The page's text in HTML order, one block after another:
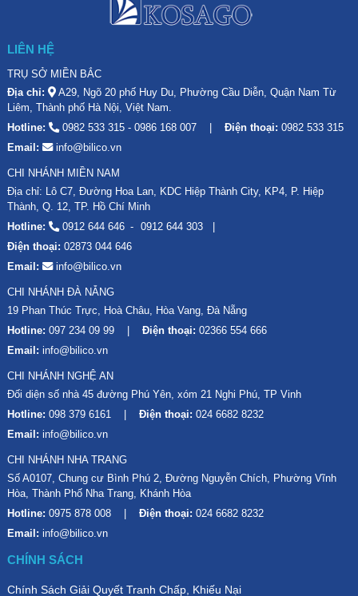
LIÊN HỆ
TRỤ SỞ MIỀN BẮC
Địa chỉ:
A29, Ngõ 20 phố Huy Du, Phường Cầu Diễn, Quận Nam Từ
Liêm, Thành phố Hà Nội, Việt Nam.
Hotline:
0982 533 315 - 0986 168 007 Điện thoại: 0982 533 315
Email:
info@bilico.vn
CHI NHÁNH MIỀN NAM
Địa chỉ: Lô C7, Đường Hoa Lan, KDC Hiệp Thành City, KP4, P. Hiệp
Thành, Q. 12, TP. Hồ Chí Minh
Hotline:
0912 644 646
0912 644 303
Điện thoại: 02873 044 646
Email:
info@bilico.vn
CHI NHÁNH ĐÀ NẴNG
19 Phan Thúc Trực, Hoà Châu, Hòa Vang, Đà Nẵng
Hotline: 097 234 09 99 Điện thoại: 02366 554 666
Email: info@bilico.vn
CHI NHÁNH NGHỆ AN
Đối diện số nhà 45 đường Phú Yên, xóm 21 Nghi Phú, TP Vinh
Hotline: 098 379 6161 Điện thoại: 024 6682 8232
Email: info@bilico.vn
CHI NHÁNH NHA TRANG
Số A0107, Chung cư Bình Phú 2, Đường Nguyễn Chích, Phường Vĩnh
Hòa, Thành Phố Nha Trang, Khánh Hòa
Hotline: 0975 878 008 Điện thoại: 024 6682 8232
Email: info@bilico.vn
CHÍNH SÁCH
Chính Sách Giải Quyết Tranh Chấp, Khiếu Nại